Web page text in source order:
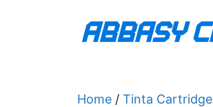
Home / Tinta Cartridge